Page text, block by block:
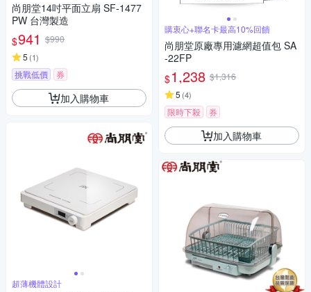
尚朋堂14吋平面立扇 SF-1477
PW 台灣製造
$941 $990
5 (1)
挑戰低價 券
加入購物車
超薄機體設計
購衷心+聯名卡最高10%回饋
尚朋堂原廠專用濾網超值包 SA
-22FP
$1,238 $1,316
5 (4)
限時下殺 券
加入購物車